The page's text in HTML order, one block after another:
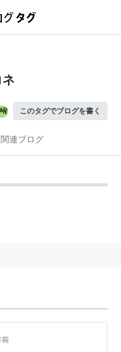
このタグでブログを書く
関連ブログ
前